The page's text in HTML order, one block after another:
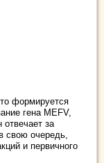
формируется
гена MEFV,
за
свою очередь,
и первичного